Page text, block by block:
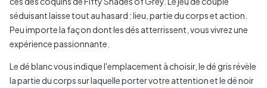
séduisant laisse tout au hasard : lieu, partie du corps et action.
Peu importe la façon dont les dés atterrissent, vous vivrez une
expérience passionnante.
Le dé blanc vous indique l'emplacement à choisir, le dé gris révèle
la partie du corps sur laquelle porter votre attention et le dé noir